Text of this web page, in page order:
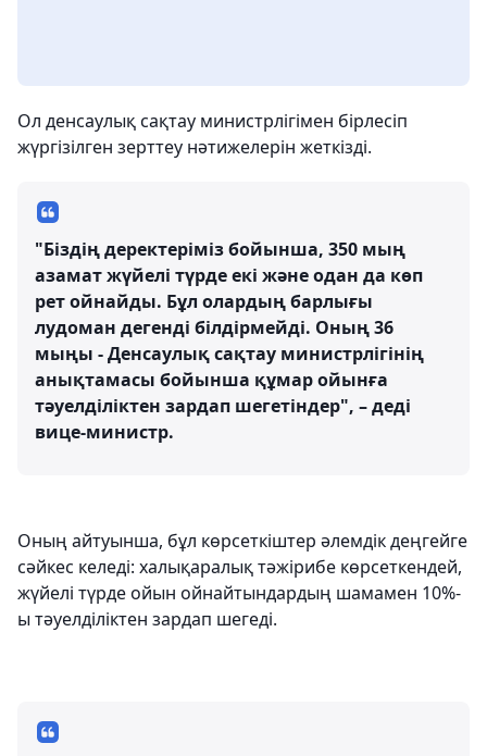
Ол денсаулық сақтау министрлігімен бірлесіп
жүргізілген зерттеу нәтижелерін жеткізді.
"Біздің деректеріміз бойынша, 350 мың
азамат жүйелі түрде екі және одан да көп
рет ойнайды. Бұл олардың барлығы
лудоман дегенді білдірмейді. Оның 36
мыңы - Денсаулық сақтау министрлігінің
анықтамасы бойынша құмар ойынға
тәуелділіктен зардап шегетіндер", – деді
вице-министр.
Оның айтуынша, бұл көрсеткіштер әлемдік деңгейге
сәйкес келеді: халықаралық тәжірибе көрсеткендей,
жүйелі түрде ойын ойнайтындардың шамамен 10%-
ы тәуелділіктен зардап шегеді.